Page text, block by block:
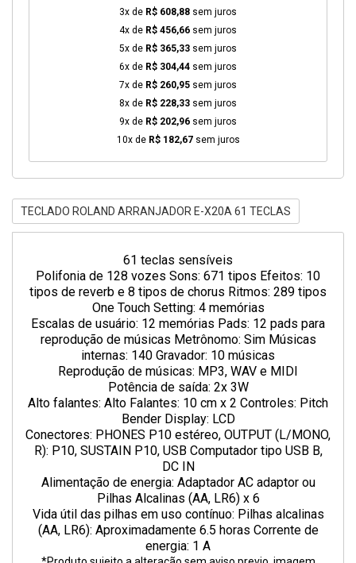
3x de R$ 608,88 sem juros
4x de R$ 456,66 sem juros
5x de R$ 365,33 sem juros
6x de R$ 304,44 sem juros
7x de R$ 260,95 sem juros
8x de R$ 228,33 sem juros
9x de R$ 202,96 sem juros
10x de R$ 182,67sem juros
TECLADO ROLAND ARRANJADOR E-X20A 61 TECLAS
61 teclas sensíveis
Polifonia de 128 vozes Sons: 671 tipos Efeitos: 10
tipos de reverb e 8 tipos de chorus Ritmos: 289 tipos
One Touch Setting: 4 memórias
Escalas de usuário: 12 memórias Pads: 12 pads para
reprodução de músicas Metrônomo: Sim Músicas
internas: 140 Gravador: 10 músicas
Reprodução de músicas: MP3, WAV e MIDI
Potência de saída: 2x 3W
Alto falantes: Alto Falantes: 10 cm x 2 Controles: Pitch
Bender Display: LCD
Conectores: PHONES P10 estéreo, OUTPUT (L/MONO,
R): P10, SUSTAIN P10, USB Computador tipo USB B,
DC IN
Alimentação de energia: Adaptador AC adaptor ou
Pilhas Alcalinas (AA, LR6) x 6
Vida útil das pilhas em uso contínuo: Pilhas alcalinas
(AA, LR6): Aproximadamente 6.5 horas Corrente de
energia: 1 A